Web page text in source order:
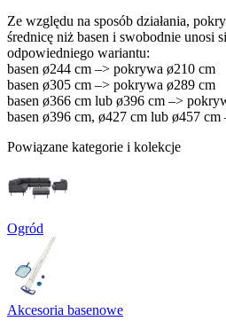
Ze względu na sposób działania,
średnicę niż basen i swobodnie unosi
odpowiedniego wariantu:
basen ø244 cm –> pokrywa ø210 cm
basen ø305 cm –> pokrywa ø289 cm
basen ø366 cm lub ø396 cm –>
basen ø396 cm, ø427 cm lub ø457
Powiązane kategorie i kolekcje
Ogród
Akcesoria basenowe